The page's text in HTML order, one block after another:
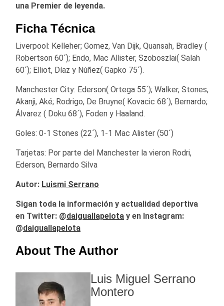
una Premier de leyenda.
Ficha Técnica
Liverpool: Kelleher; Gomez, Van Dijk, Quansah, Bradley (
Robertson 60´); Endo, Mac Allister, Szoboszlai( Salah
60´); Elliot, Díaz y Núñez( Gapko 75´).
Manchester City: Ederson( Ortega 55´); Walker, Stones,
Akanji, Aké; Rodrigo, De Bruyne( Kovacic 68´), Bernardo;
Álvarez ( Doku 68´), Foden y Haaland.
Goles: 0-1 Stones (22´), 1-1 Mac Alister (50´)
Tarjetas: Por parte del Manchester la vieron Rodri,
Ederson, Bernardo Silva
Autor: Luismi Serrano
Sigan toda la información y actualidad deportiva
en Twitter: @daiguallapelota y en Instagram:
@daiguallapelota
About The Author
Luis Miguel Serrano
Montero